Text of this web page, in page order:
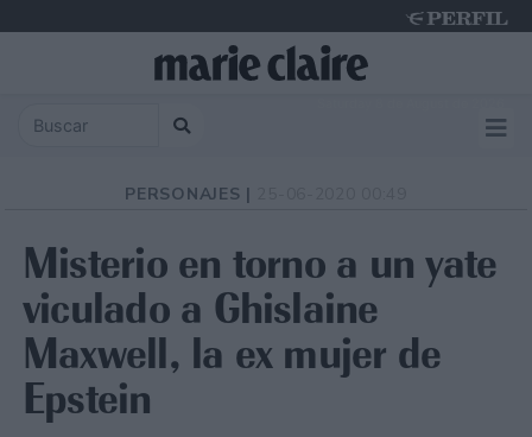
PERSONAJES |
Misterio en torno a un yate
viculado a Ghislaine
Maxwell, la ex mujer de
Epstein